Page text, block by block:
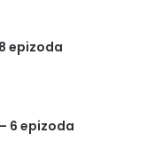
epizoda
6 epizoda